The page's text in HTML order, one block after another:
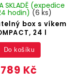
box s víkem
24 l
SKLADĚ (expedice
hodin) (6 ks)
789 Kč
Do košíku